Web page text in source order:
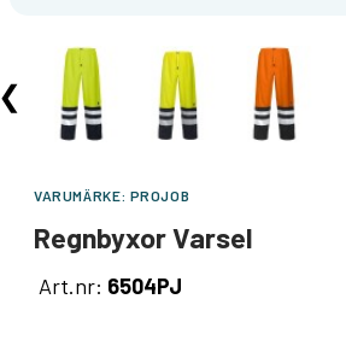
VARUMÄRKE: PROJOB
Regnbyxor Varsel
Art.nr: 6504PJ